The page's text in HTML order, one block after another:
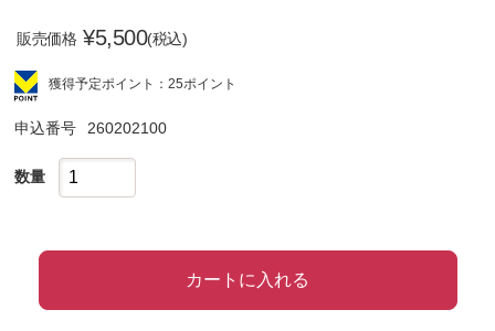
販売価格 ¥5,500(税込)
獲得予定ポイント：25ポイント
申込番号 260202100
数量
カートに入れる